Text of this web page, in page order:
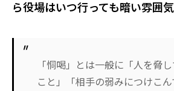
ら役場はいつ行っても暗い雰囲気
「恫喝」とは一般に「人を脅
こと」「相手の弱みにつけこん